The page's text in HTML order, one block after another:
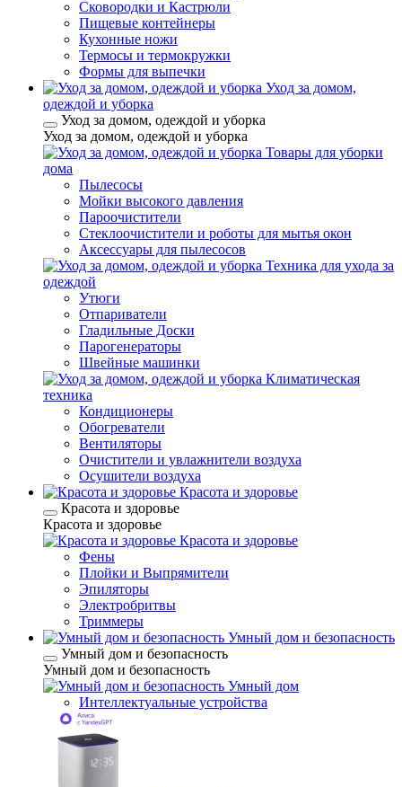
Сковородки и Кастрюли
Пищевые контейнеры
Кухонные ножи
Термосы и термокружки
Формы для выпечки
Уход за домом,
одеждой и уборка
Уход за домом, одеждой и уборка
Уход за домом, одеждой и уборка
Товары для уборки
дома
Пылесосы
Мойки высокого давления
Пароочистители
Стеклоочистители и роботы для мытья окон
Аксессуары для пылесосов
Техника для ухода за
одеждой
Утюги
Отпариватели
Гладильные Доски
Парогенераторы
Швейные машинки
Климатическая
техника
Кондиционеры
Обогреватели
Вентиляторы
Очистители и увлажнители воздуха
Осушители воздуха
Красота и здоровье
Красота и здоровье
Красота и здоровье
Красота и здоровье
Фены
Плойки и Выпрямители
Эпиляторы
Электробритвы
Триммеры
Умный дом и безопасность
Умный дом и безопасность
Умный дом и безопасность
Умный дом
Интеллектуальные устройства